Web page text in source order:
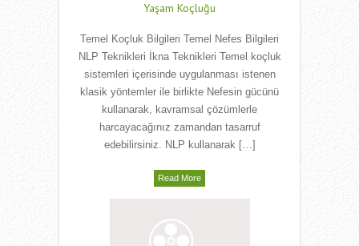
Yaşam Koçluğu
Temel Koçluk Bilgileri Temel Nefes Bilgileri
NLP Teknikleri İkna Teknikleri Temel koçluk
sistemleri içerisinde uygulanması istenen
klasik yöntemler ile birlikte Nefesin gücünü
kullanarak, kavramsal çözümlerle
harcayacağınız zamandan tasarruf
edebilirsiniz. NLP kullanarak […]
Read More